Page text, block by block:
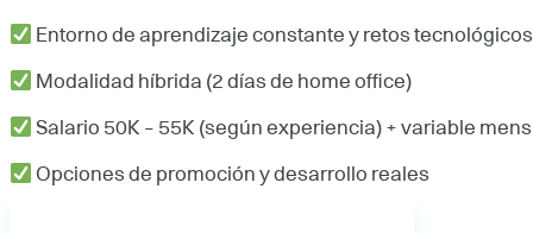
Entorno de aprendizaje constante y retos tecnológicos
Modalidad híbrida (2 días de home office)
Salario 50K – 55K (según experiencia) + variable
Opciones de promoción y desarrollo reales